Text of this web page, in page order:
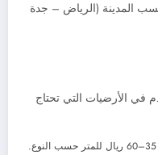
المدينة (الرياض – جدة
في الأرضيات التي تحتاج